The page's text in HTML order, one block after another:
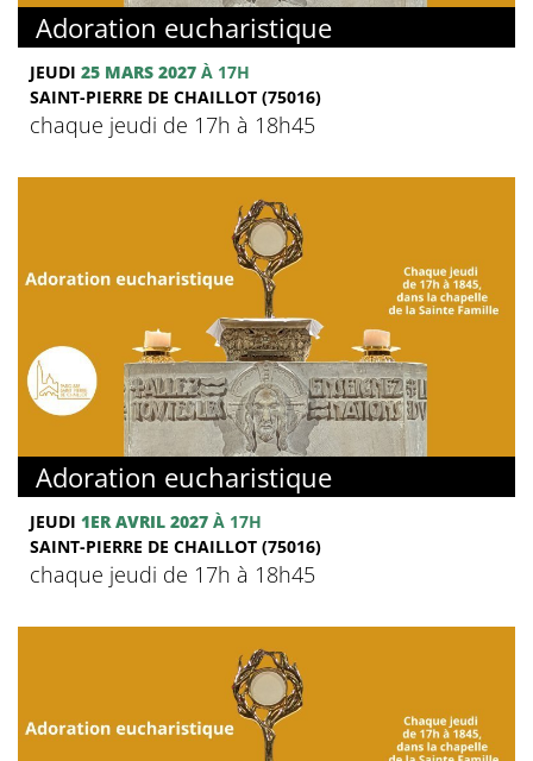
Adoration eucharistique
JEUDI 25 MARS 2027 À 17H
SAINT-PIERRE DE CHAILLOT (75016)
chaque jeudi de 17h à 18h45
Adoration eucharistique
JEUDI 1ER AVRIL 2027 À 17H
SAINT-PIERRE DE CHAILLOT (75016)
chaque jeudi de 17h à 18h45